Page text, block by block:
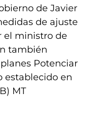
de Javier
de ajuste
el ministro de
también
Potenciar
establecido en
MT